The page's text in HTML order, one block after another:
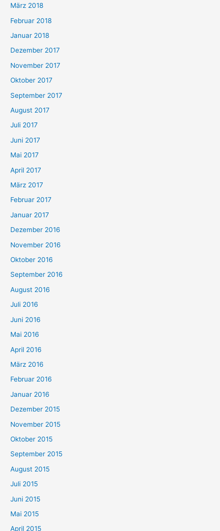
März 2018
Februar 2018
Januar 2018
Dezember 2017
November 2017
Oktober 2017
September 2017
August 2017
Juli 2017
Juni 2017
Mai 2017
April 2017
März 2017
Februar 2017
Januar 2017
Dezember 2016
November 2016
Oktober 2016
September 2016
August 2016
Juli 2016
Juni 2016
Mai 2016
April 2016
März 2016
Februar 2016
Januar 2016
Dezember 2015
November 2015
Oktober 2015
September 2015
August 2015
Juli 2015
Juni 2015
Mai 2015
April 2015